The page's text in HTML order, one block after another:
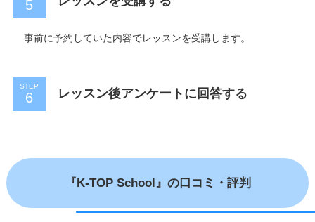
事前に予約していた内容でレッスンを受講します。
STEP
レッスン後アンケートに回答する
『K-TOP School』の口コミ・評判